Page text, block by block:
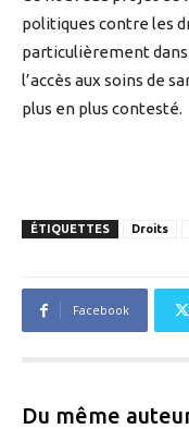
politiques contre les
particulièrement
l’accès aux soins de
plus en plus contesté.
ÉTIQUETTES Droits
Facebook
Du même